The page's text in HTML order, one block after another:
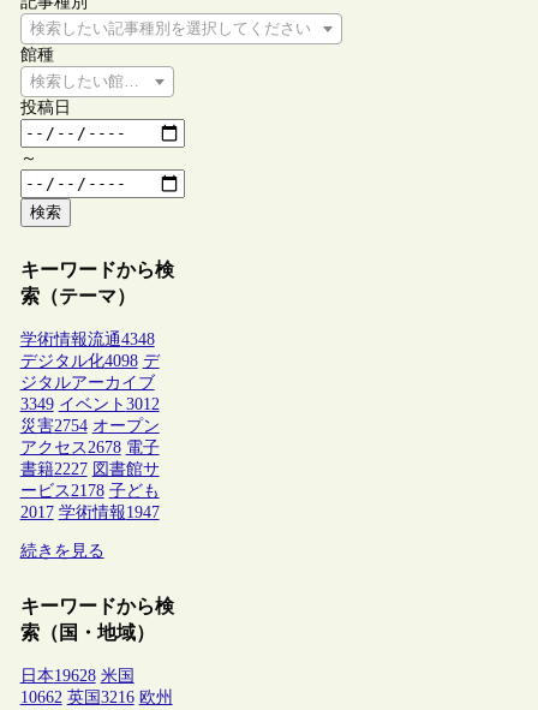
検索したい記事種別を選択してください
館種
検索したい館種を選択してください
投稿日
～
検索
キーワードから検
索（テーマ）
学術情報流通4348
デジタル化4098 デ
ジタルアーカイブ
3349 イベント 3012
災害2754 オープン
アクセス2678 電子
書籍2227 図書館サ
ービス2178 子ども
2017 学術情報1947
続きを見る
キーワードから検
索（国・地域）
日本19628 米国
10662 英国 3216 欧州